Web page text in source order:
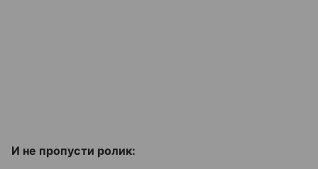
И не пропусти ролик: